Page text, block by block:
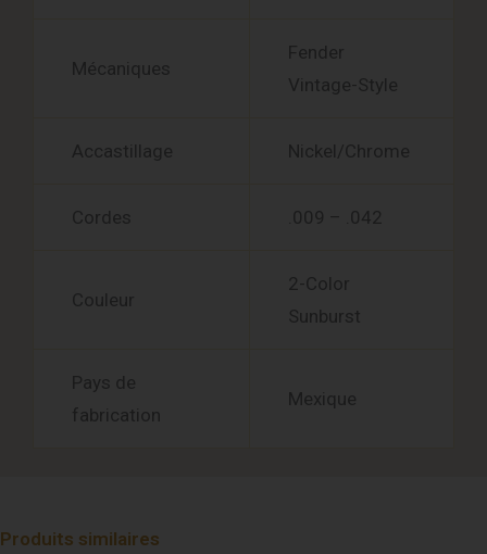
Mécaniques
Fender
Vintage-Style
Accastillage Nickel/Chrome
Cordes .009 – .042
Couleur
2-Color
Sunburst
Pays de
fabrication
Mexique
Produits similaires